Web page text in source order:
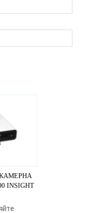
INSIGHT